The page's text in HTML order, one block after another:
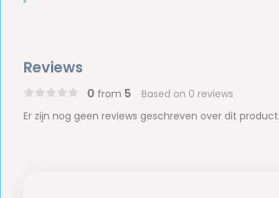
Reviews
0 from 5 Based on 0 reviews
Er zijn nog geen reviews geschreven over dit